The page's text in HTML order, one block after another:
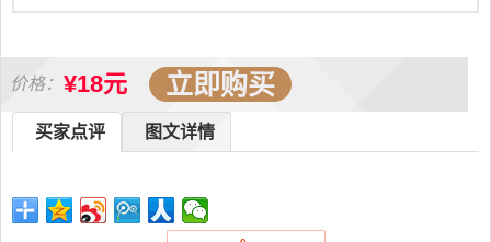
价格： ¥18元 立即购买
图文详情
买家点评